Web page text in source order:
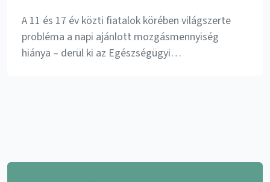
A 11 és 17 év közti fiatalok körében világszerte
probléma a napi ajánlott mozgásmennyiség
hiánya – derül ki az Egészségügyi…